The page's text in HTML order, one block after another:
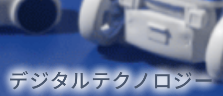
デジタルテクノロジー